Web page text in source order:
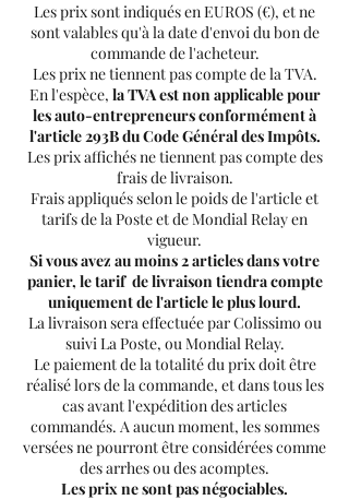
Les prix sont indiqués en EUROS (€), et ne
sont valables qu'à la date d'envoi du bon de
commande de l'acheteur.
Les prix ne tiennent pas compte de la TVA.
En l'espèce, la TVA est non applicable pour
les auto-entrepreneurs conformément à
l'article 293B du Code Général des Impôts.
Les prix affichés ne tiennent pas compte des
frais de livraison.
Frais appliqués selon le poids de l'article et
tarifs de la Poste et de Mondial Relay en
vigueur.
Si vous avez au moins 2 articles dans votre
panier, le tarif de livraison tiendra compte
uniquement de l'article le plus lourd.
La livraison sera effectuée par Colissimo ou
suivi La Poste, ou Mondial Relay.
Le paiement de la totalité du prix doit être
réalisé lors de la commande, et dans tous les
cas avant l'expédition des articles
commandés. A aucun moment, les sommes
versées ne pourront être considérées comme
des arrhes ou des acomptes.
Les prix ne sont pas négociables.